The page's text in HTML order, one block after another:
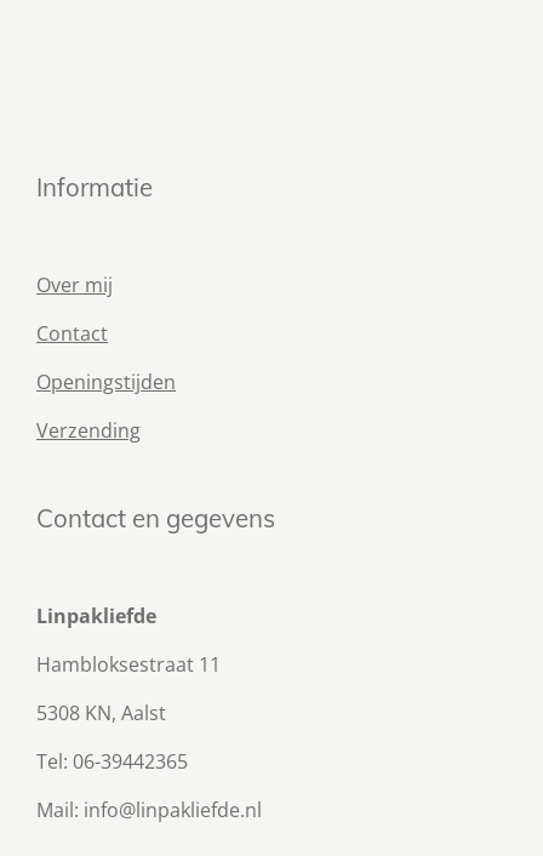
Informatie
Over mij
Contact
Openingstijden
Verzending
Contact en gegevens
Linpakliefde
Hambloksestraat 11
5308 KN, Aalst
Tel: 06-39442365
Mail: info@linpakliefde.nl